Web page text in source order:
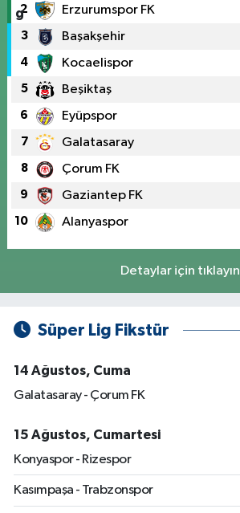
2 Erzurumspor FK
3 Başakşehir
4 Kocaelispor
5 Beşiktaş
6 Eyüpspor
7 Galatasaray
8 Çorum FK
9 Gaziantep FK
10 Alanyaspor
Detaylar için tıklayın
Süper Lig Fikstür
14 Ağustos, Cuma
Galatasaray - Çorum FK
15 Ağustos, Cumartesi
Konyaspor - Rizespor
Kasımpaşa - Trabzonspor